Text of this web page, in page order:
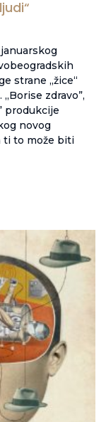
strane „žice“
zdravo”,
produkcije
novog
ti to može biti